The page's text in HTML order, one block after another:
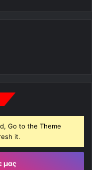
Go to the Theme
it.
μας